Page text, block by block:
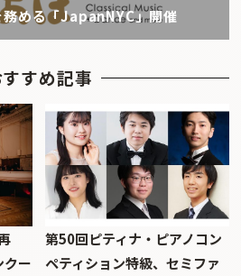
める「JapanNYC」開催
すめ記事
クー
第50回ピティナ・ピアノコン
ペティション特級、セミファ